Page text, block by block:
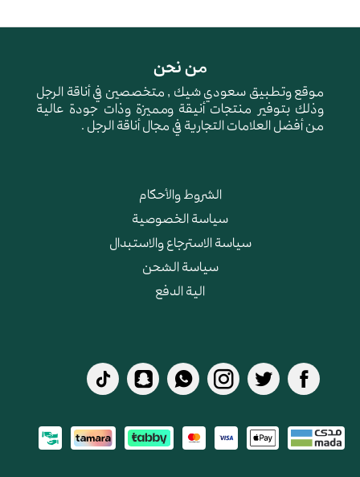
من نحن
موقع وتطبيق سعودي شيك , متخصصين في أناقة الرجل
وذلك بتوفير منتجات أنيقة ومميزة وذات جودة عالية
من أفضل العلامات التجارية في مجال أناقة الرجل .
الشروط والأحكام
سياسة الخصوصية
سياسة الاسترجاع والاستبدال
سياسة الشحن
الية الدفع